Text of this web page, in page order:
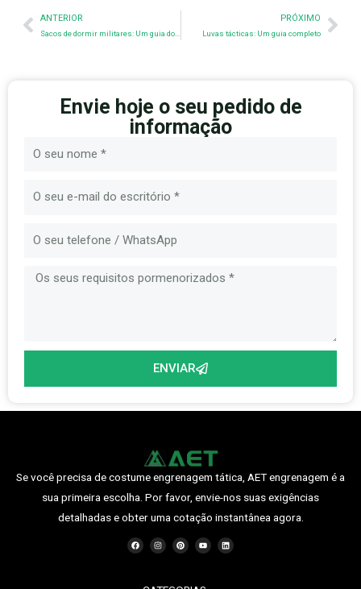
Anterior
ANTERIOR PRÓXIMO
Luvas tácticas: Um guia completo
Envie hoje o seu pedido de
informação
ENVIAR
Se você precisa de costume engrenagem tática, AET engrenagem é a
sua primeira escolha. Por favor, envie-nos suas exigências
detalhadas e obter uma cotação instantânea agora.
F
a
c
I
n
s
r
P
i
n
e
Y
o
u
e
O
L
i